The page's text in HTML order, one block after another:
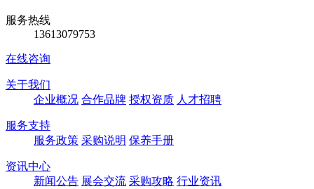
服务热线
13613079753
在线咨询
关于我们
企业概况 合作品牌 授权资质 人才招聘
服务支持
服务政策 采购说明 保养手册
资讯中心
新闻公告 展会交流 采购攻略 行业资讯